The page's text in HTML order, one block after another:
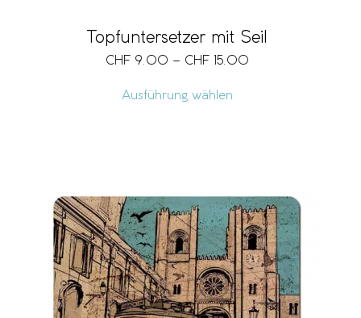
Topfuntersetzer mit Seil
CHF 9.00 – CHF 15.00
Ausführung wählen